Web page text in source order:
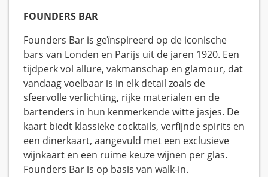
FOUNDERS BAR
Founders Bar is geïnspireerd op de iconische
bars van Londen en Parijs uit de jaren 1920. Een
tijdperk vol allure, vakmanschap en glamour, dat
vandaag voelbaar is in elk detail zoals de
sfeervolle verlichting, rijke materialen en de
bartenders in hun kenmerkende witte jasjes. De
kaart biedt klassieke cocktails, verfijnde spirits en
een dinerkaart, aangevuld met een exclusieve
wijnkaart en een ruime keuze wijnen per glas.
Founders Bar is op basis van walk-in.